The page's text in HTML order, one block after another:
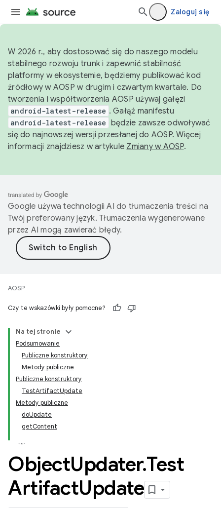
Zaloguj się
W 2026 r., aby dostosować się do naszego modelu
stabilnego rozwoju trunk i zapewnić stabilność
platformy w ekosystemie, będziemy publikować kod
źródłowy w AOSP w drugim i czwartym kwartale. Do
tworzenia i współtworzenia AOSP używaj gałęzi
android-latest-release . Gałąź manifestu
android-latest-release będzie zawsze odwoływać
się do najnowszej wersji przesłanej do AOSP. Więcej
informacji znajdziesz w artykule Zmiany w AOSP.
Google używa technologii AI do tłumaczenia treści na
Twój preferowany język. Tłumaczenia wygenerowane
przez AI mogą zawierać błędy.
AOSP
Czy te wskazówki były pomocne?
Na tej stronie
Podsumowanie
Publiczne konstruktory
Metody publiczne
Publiczne konstruktory
TestArtifactUpdate
Metody publiczne
doUpdate
getContent
ObjectUpdater.Test
ArtifactUpdate